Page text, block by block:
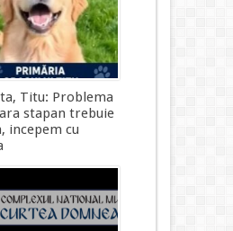
Titu: Problema
stapan trebuie
incepem cu